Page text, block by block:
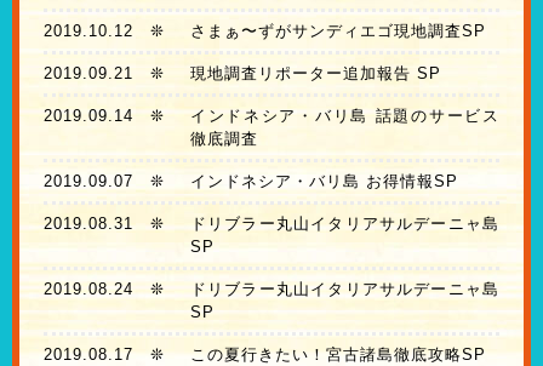
2019.10.12 ❊ さまぁ〜ずがサンディエゴ現地調査SP
2019.09.21 ❊ 現地調査リポーター追加報告 SP
2019.09.14❊
インドネシア・バリ島 話題のサービス
徹底調査
2019.09.07 ❊ インドネシア・バリ島 お得情報SP
2019.08.31 ❊
ドリブラー丸山イタリアサルデーニャ島
SP
2019.08.24 ❊
ドリブラー丸山イタリアサルデーニャ島
SP
2019.08.17❊ この夏行きたい！宮古諸島徹底攻略SP